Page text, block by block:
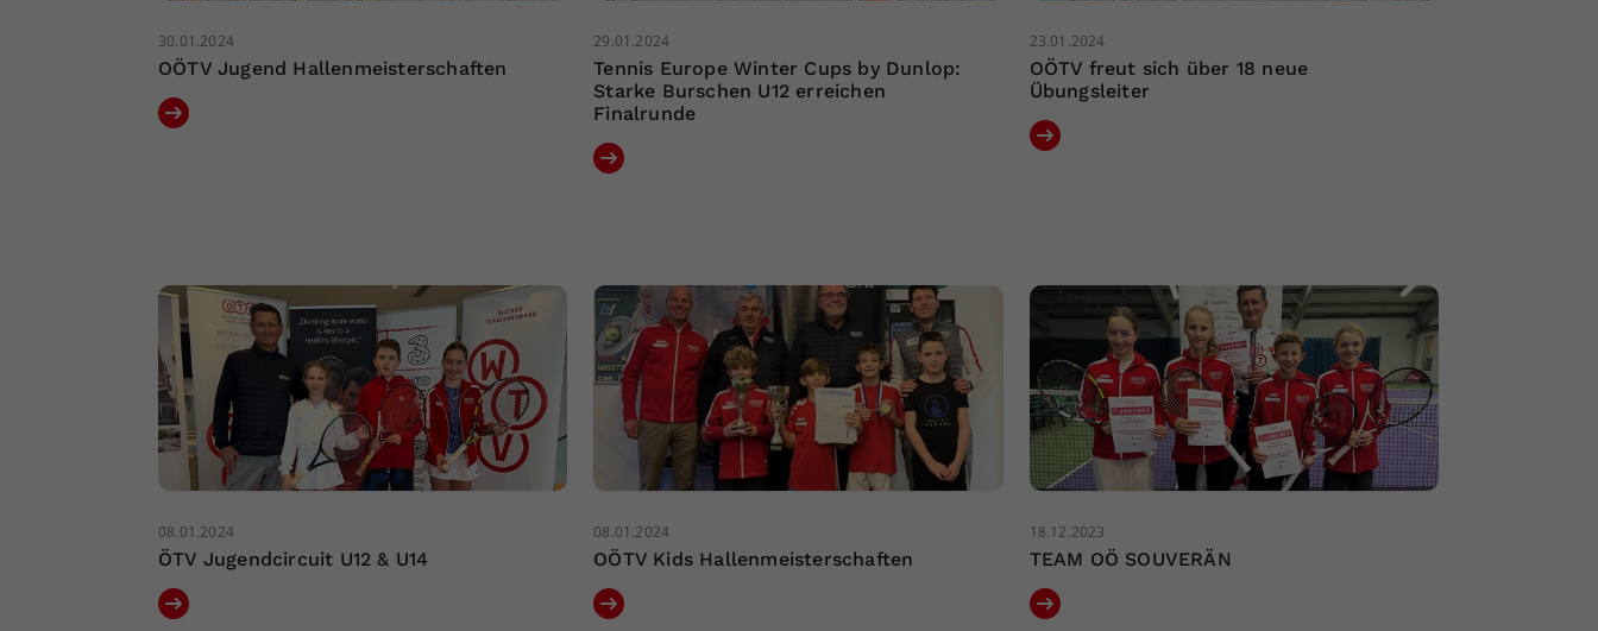
30.01.2024
OÖTV Jugend Hallenmeisterschaften
29.01.2024
Tennis Europe Winter Cups by Dunlop:
Starke Burschen U12 erreichen
Finalrunde
23.01.2024
OÖTV freut sich über 18 neue
Übungsleiter
08.01.2024
ÖTV Jugendcircuit U12 & U14
08.01.2024
OÖTV Kids Hallenmeisterschaften
18.12.2023
TEAM OÖ SOUVERÄN